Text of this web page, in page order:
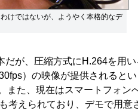
けではないが、ようやく本格的なデ
が、圧縮方式にH.264を用い
）の映像が提供されるとい
また、現在はスマートフォン
考えられており、デモで用意